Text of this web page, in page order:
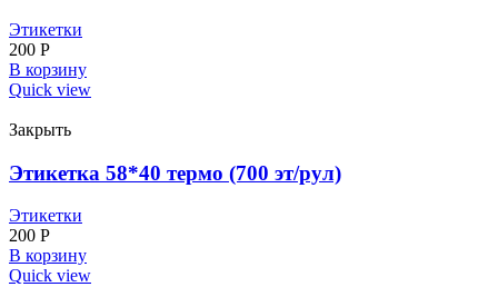
Этикетки
200 Р
В корзину
Quick view
Закрыть
Этикетка 58*40 термо (700 эт/рул)
Этикетки
200 Р
В корзину
Quick view